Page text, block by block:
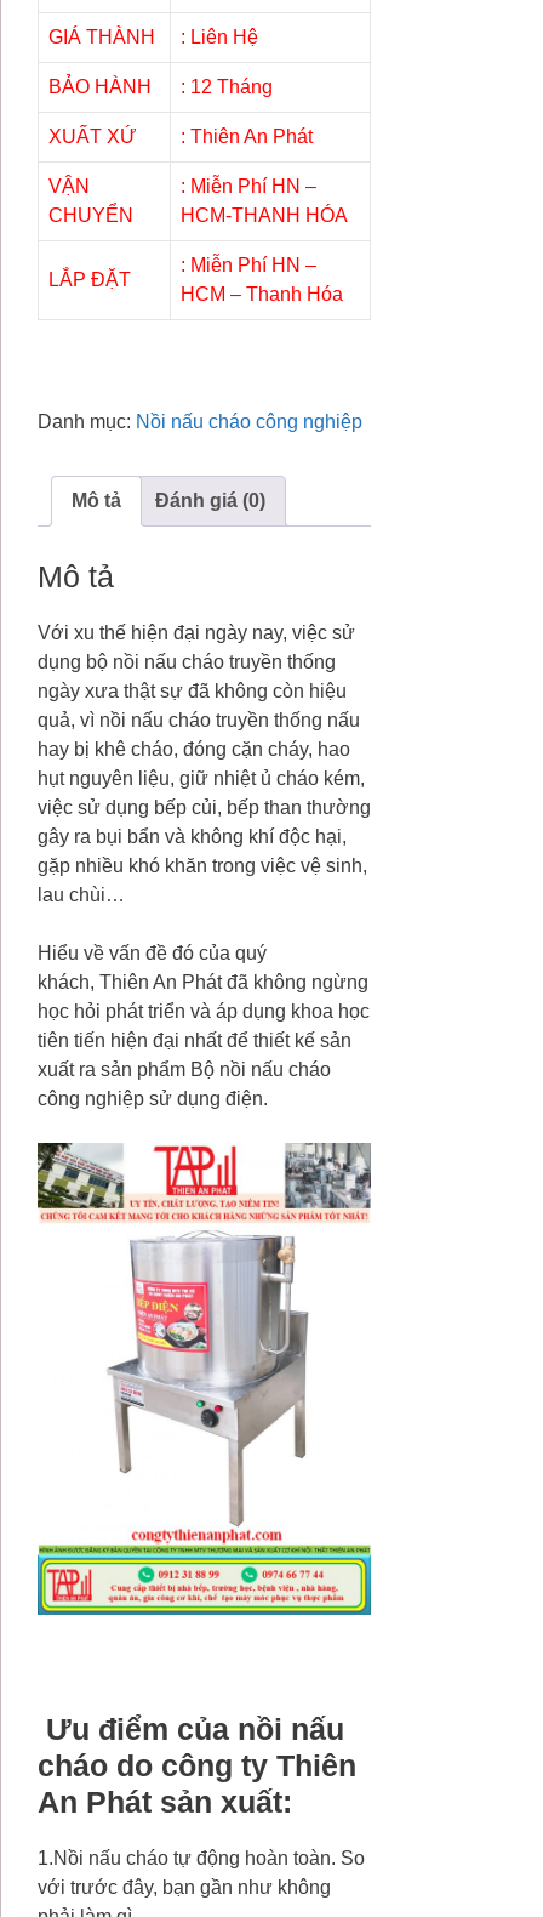
GIÁ THÀNH : Liên Hệ
BẢO HÀNH : 12 Tháng
XUẤT XỨ : Thiên An Phát
VẬN
CHUYỂN
: Miễn Phí HN –
HCM-THANH HÓA
LẮP ĐẶT
: Miễn Phí HN –
HCM – Thanh Hóa
Danh mục: Nồi nấu cháo công nghiệp
Mô tả Đánh giá (0)
Mô tả
Với xu thế hiện đại ngày nay, việc sử
dụng bộ nồi nấu cháo truyền thống
ngày xưa thật sự đã không còn hiệu
quả, vì nồi nấu cháo truyền thống nấu
hay bị khê cháo, đóng cặn cháy, hao
hụt nguyên liệu, giữ nhiệt ủ cháo kém,
việc sử dụng bếp củi, bếp than thường
gây ra bụi bẩn và không khí độc hại,
gặp nhiều khó khăn trong việc vệ sinh,
lau chùi…
Hiểu về vấn đề đó của quý
khách, Thiên An Phát đã không ngừng
học hỏi phát triển và áp dụng khoa học
tiên tiến hiện đại nhất để thiết kế sản
xuất ra sản phẩm Bộ nồi nấu cháo
công nghiệp sử dụng điện.
Ưu điểm của nồi nấu
cháo do công ty Thiên
An Phát sản xuất:
1.Nồi nấu cháo tự động hoàn toàn. So
với trước đây, bạn gần như không